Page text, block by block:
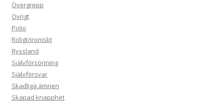
Övergrepp
Övrigt
Polio
Roligt/ironiskt
Ryssland
Självförsörjning
Självförsvar
Skadliga ämnen
Skapad knapphet